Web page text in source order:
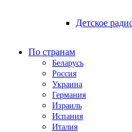
Детское
По странам
Беларусь
Россия
Украина
Германия
Израиль
Испания
Италия